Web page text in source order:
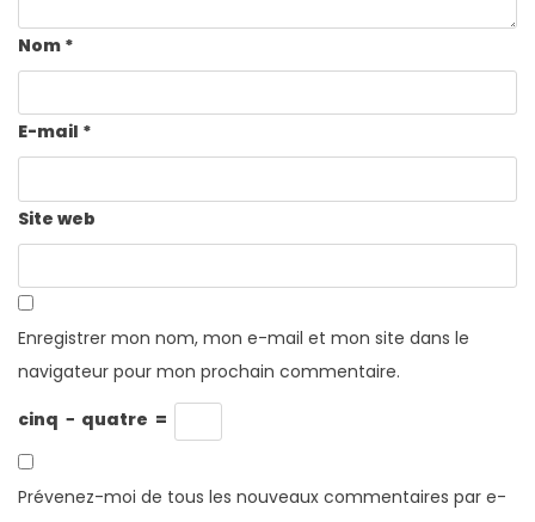
Nom *
E-mail *
Site web
Enregistrer mon nom, mon e-mail et mon site dans le
navigateur pour mon prochain commentaire.
cinq − quatre =
Prévenez-moi de tous les nouveaux commentaires par e-